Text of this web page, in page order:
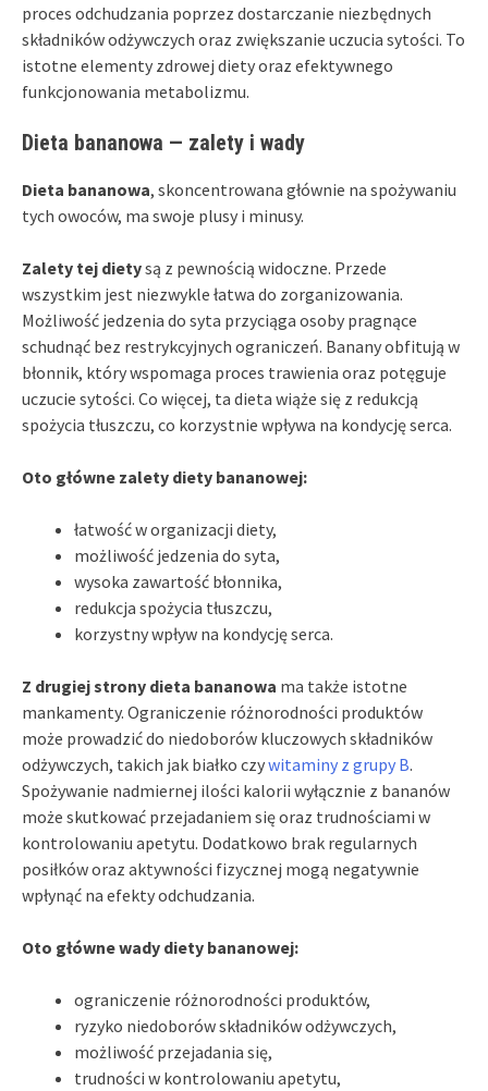
proces odchudzania poprzez dostarczanie niezbędnych
składników odżywczych oraz zwiększanie uczucia sytości. To
istotne elementy zdrowej diety oraz efektywnego
funkcjonowania metabolizmu.
Dieta bananowa — zalety i wady
Dieta bananowa, skoncentrowana głównie na spożywaniu
tych owoców, ma swoje plusy i minusy.
Zalety tej dietysą z pewnością widoczne. Przede
wszystkim jest niezwykle łatwa do zorganizowania.
Możliwość jedzenia do syta przyciąga osoby pragnące
schudnąć bez restrykcyjnych ograniczeń. Banany obfitują w
błonnik, który wspomaga proces trawienia oraz potęguje
uczucie sytości. Co więcej, ta dieta wiąże się z redukcją
spożycia tłuszczu, co korzystnie wpływa na kondycję serca.
Oto główne zalety diety bananowej:
łatwość w organizacji diety,
możliwość jedzenia do syta,
wysoka zawartość błonnika,
redukcja spożycia tłuszczu,
korzystny wpływ na kondycję serca.
Z drugiej strony dieta bananowa ma także istotne
mankamenty. Ograniczenie różnorodności produktów
może prowadzić do niedoborów kluczowych składników
odżywczych, takich jak białko czywitaminy z grupy B.
Spożywanie nadmiernej ilości kalorii wyłącznie z bananów
może skutkować przejadaniem się oraz trudnościami w
kontrolowaniu apetytu. Dodatkowo brak regularnych
posiłków oraz aktywności fizycznej mogą negatywnie
wpłynąć na efekty odchudzania.
Oto główne wady diety bananowej:
ograniczenie różnorodności produktów,
ryzyko niedoborów składników odżywczych,
możliwość przejadania się,
trudności w kontrolowaniu apetytu,